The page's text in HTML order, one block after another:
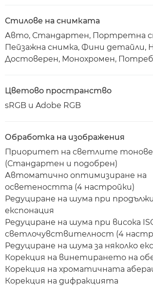
Стилове на снимката
Авто, Стандартен, Портретна
Пейзажна снимка, Фини детайли,
Достоверен, Монохромен,
Цветово пространство
sRGB и Adobe RGB
Обработка на изображения
Приоритет на светлите тонове
(Стандартен и подобрен)
Автоматично оптимизиране на
осветеността (4 настройки)
Редуциране на шума при
експонация
Редуциране на шума при висока
светлочувствителност (4
Редуциране на шума за няколко
Корекция на винетирането на
Корекция на хроматичната
Корекция на дифракцията